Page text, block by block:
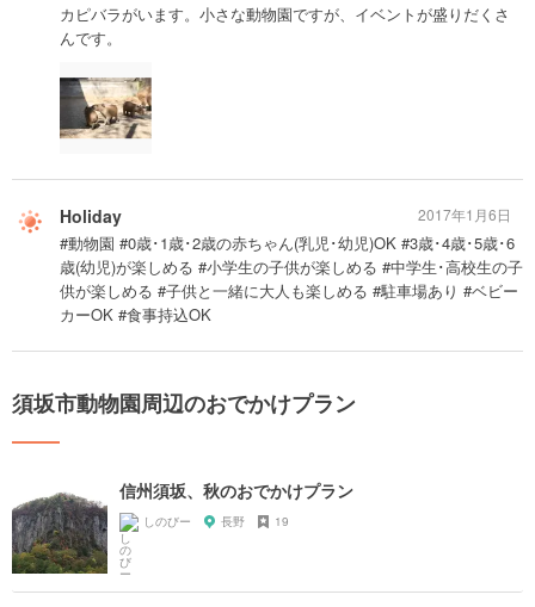
カピバラがいます。小さな動物園ですが、イベントが盛りだくさ
んです。
Holiday
#動物園 #0歳･1歳･2歳の赤ちゃん(乳児･幼児)OK #3歳･4歳･5歳･6
歳(幼児)が楽しめる #小学生の子供が楽しめる #中学生･高校生の子
供が楽しめる #子供と一緒に大人も楽しめる #駐車場あり #ベビー
カーOK #食事持込OK
2017年1月6日
須坂市動物園周辺のおでかけプラン
信州須坂、秋のおでかけプラン
しのびー 長野 19